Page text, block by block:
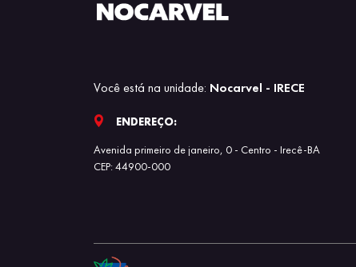
Você está na unidade: Nocarvel - IRECE
ENDEREÇO:
Avenida primeiro de janeiro, 0 - Centro - Irecê-BA
CEP: 44900-000